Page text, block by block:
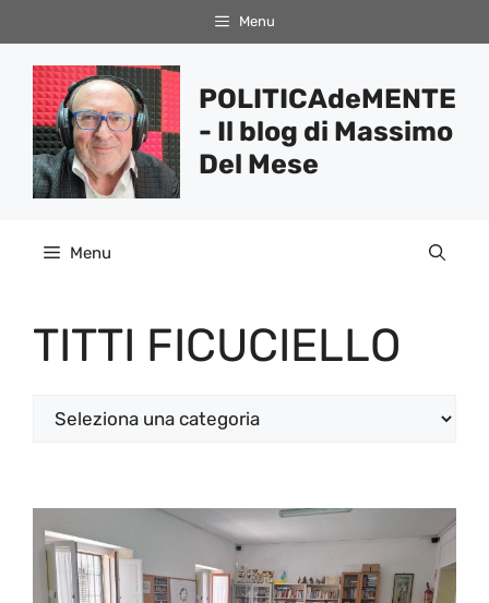
al
contenuto
Menu
POLITICAdeMENTE
- Il blog di Massimo
Del Mese
Menu
TITTI FICUCIELLO
Categorie